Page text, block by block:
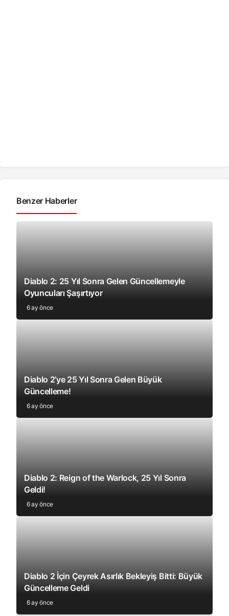
Benzer Haberler
Diablo 2: 25 Yıl Sonra Gelen Güncellemeyle
Oyuncuları Şaşırtıyor
6 ay önce
Diablo 2’ye 25 Yıl Sonra Gelen Büyük
Güncelleme!
6 ay önce
Diablo 2: Reign of the Warlock, 25 Yıl Sonra
Geldi!
6 ay önce
Diablo 2 İçin Çeyrek Asırlık Bekleyiş Bitti: Büyük
Güncelleme Geldi
6 ay önce